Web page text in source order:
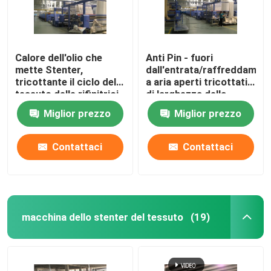
Calore dell'olio che
mette Stenter,
tricottante il ciclo del
tessuto delle rifinitrici
ad umidità controllata
Miglior prezzo
Contattaci
Anti Pin - fuori
dall'entrata/
a aria aperti tricottati
di larghezza della
macchina della
regolazione di calore
del tessuto
Miglior prezzo
Contattaci
macchina dello stenter del tessuto (19)